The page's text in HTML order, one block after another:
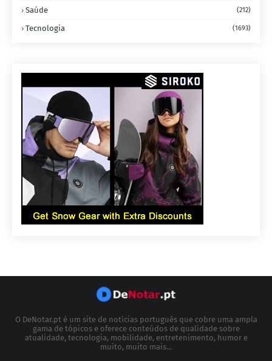
Saúde (212)
Tecnologia (1693)
O DeNotar.pt é um site de notícias português que cobre uma ampla
gama de tópicos e oferece conteúdos de qualidade sobre
atualidade, tecnologia, mobilidade, entretenimento, humor e
muito, muito mais...